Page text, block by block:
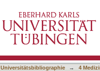
Effects of Scaffolds
Cancer Patients
Universitätsbibliographie → 4